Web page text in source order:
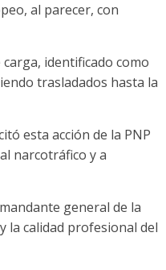
al parecer, con
identificado como
trasladados hasta la
esta acción de la PNP
narcotráfico y a
general de la
la calidad profesional del